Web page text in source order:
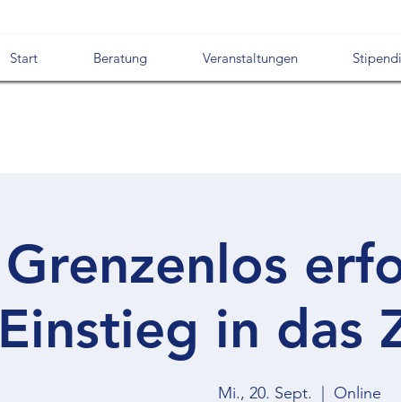
Start Beratung Veranstaltungen
Grenzenlos
Einstieg in das
Mi., 20. Sept. Online